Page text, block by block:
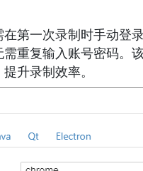
第一次录制时手动登
重复输入账号密码。
升录制效率。